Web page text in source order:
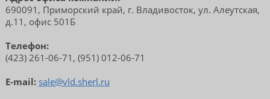
690091, Приморский край, г. Владивосток, ул. Алеутская,
д.11, офис 501Б
Телефон:
(423) 261-06-71, (951) 012-06-71
E-mail: sale@vld.sherl.ru